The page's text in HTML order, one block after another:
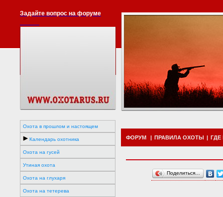
Задайте вопрос на форуме
Охота в прошлом и настоящем
Календарь охотника
Охота на гусей
Утиная охота
Охота на глухаря
Охота на тетерева
ФОРУМ | ПРАВИЛА ОХОТЫ | ГДЕ
Поделиться…